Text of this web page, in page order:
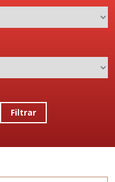
Filtrar